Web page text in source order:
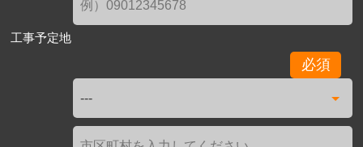
工事予定地
必須